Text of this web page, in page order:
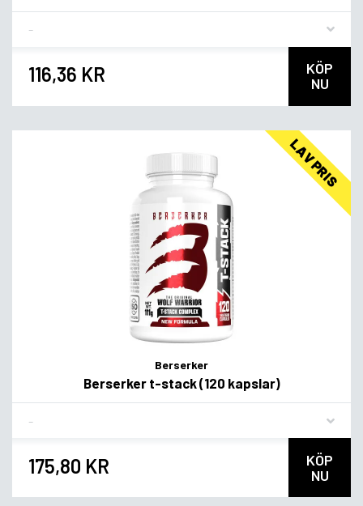
116,36 KR
KÖP
NU
LAV PRIS
Berserker
Berserker t-stack (120 kapslar)
175,80 KR
KÖP
NU